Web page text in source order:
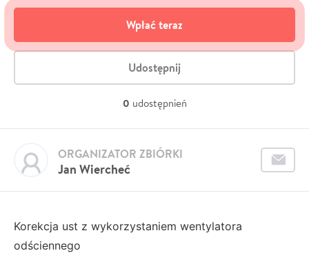
Wpłać teraz
Udostępnij
0 udostępnień
Jan Wiercheć
ORGANIZATOR ZBIÓRKI
Korekcja ust z wykorzystaniem wentylatora
odściennego